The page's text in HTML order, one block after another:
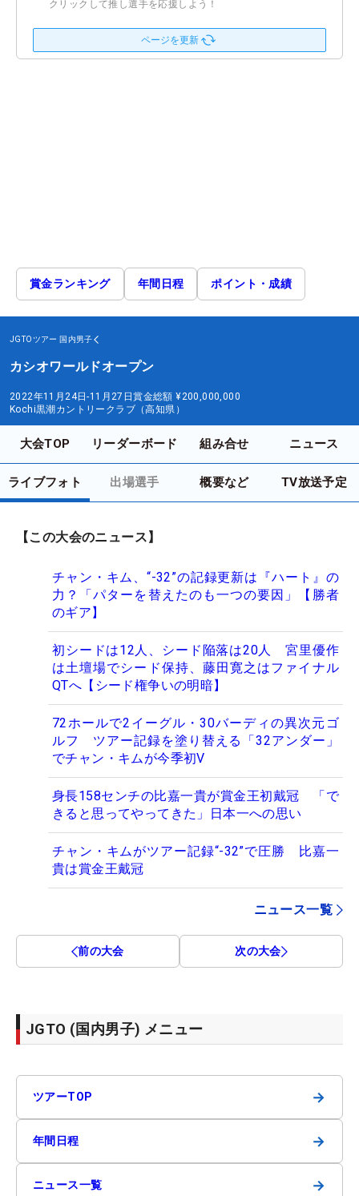
クリックして推し選手を応援しよう！
ページを更新
賞金ランキング 年間日程 ポイント・成績
JGTOツアー 国内男子
カシオワールドオープン
2022年11月24日-11月27日賞金総額 ¥200,000,000
Kochi黒潮カントリークラブ（高知県）
大会TOP リーダーボード 組み合せ ニュース
ライブフォト 出場選手 概要など TV放送予定
【この大会のニュース】
チャン・キム、“-32”の記録更新は『ハート』の
力？「パターを替えたのも一つの要因」【勝者
のギア】
初シードは12人、シード陥落は20人 宮里優作
は土壇場でシード保持、藤田寛之はファイナル
QTへ【シード権争いの明暗】
72ホールで2イーグル・30バーディの異次元ゴ
ルフ ツアー記録を塗り替える「32アンダー」
でチャン・キムが今季初V
身長158センチの比嘉一貴が賞金王初戴冠 「で
きると思ってやってきた」日本一への思い
チャン・キムがツアー記録“-32”で圧勝 比嘉一
貴は賞金王戴冠
ニュース一覧
前の大会 次の大会
JGTO (国内男子) メニュー
ツアーTOP →
年間日程 →
ニュース一覧 →